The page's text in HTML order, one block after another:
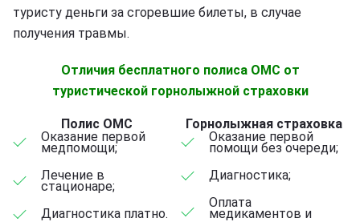
туристу деньги за сгоревшие билеты, в случае
получения травмы.
Отличия бесплатного полиса ОМС от
туристической горнолыжной страховки
Полис ОМС
Горнолыжная страховка
Оказание первой
медпомощи;
Лечение в
стационаре;
Диагностика платно.
Оказание первой
помощи без очереди;
Диагностика;
Оплата
медикаментов и